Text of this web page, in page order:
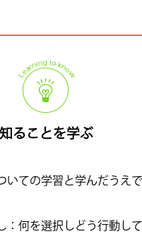
知ることを学ぶ
ての学習と学んだうえ
何を選択しどう行動し